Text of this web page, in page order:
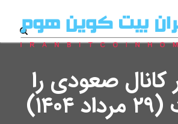
کانال صعودی را